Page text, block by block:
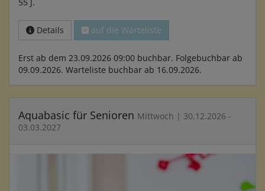
Details auf die Warteliste
Erst ab dem 23.09.2026 09:00 buchbar. Folgebuchbar ab
09.09.2026. Warteliste buchbar ab 16.09.2026.
Aquabasic für Senioren Mittwoch | 30.12.2026 -
03.03.2027